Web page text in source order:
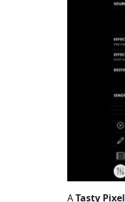
ATasty Pixel